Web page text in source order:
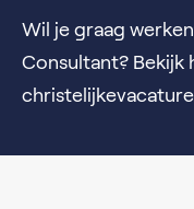
Wil je graag
Consultant? Bekijk